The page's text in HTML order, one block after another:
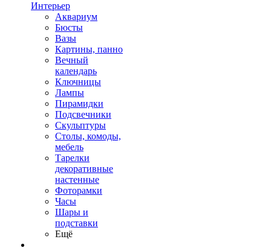
Интерьер
Аквариум
Бюсты
Вазы
Картины, панно
Вечный
календарь
Ключницы
Лампы
Пирамидки
Подсвечники
Скульптуры
Столы, комоды,
мебель
Тарелки
декоративные
настенные
Фоторамки
Часы
Шары и
подставки
Ещё